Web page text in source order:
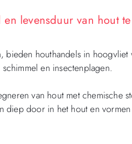
levensduur van hout
bieden houthandels in hoogvliet
en insectenplagen.
van hout met chemische
door in het hout en